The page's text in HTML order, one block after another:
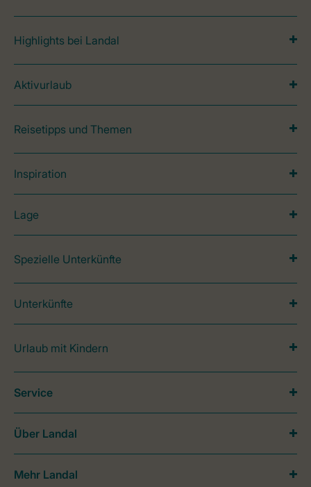
Highlights bei Landal
Aktivurlaub
Reisetipps und Themen
Inspiration
Lage
Spezielle Unterkünfte
Unterkünfte
Urlaub mit Kindern
Service
Über Landal
Mehr Landal